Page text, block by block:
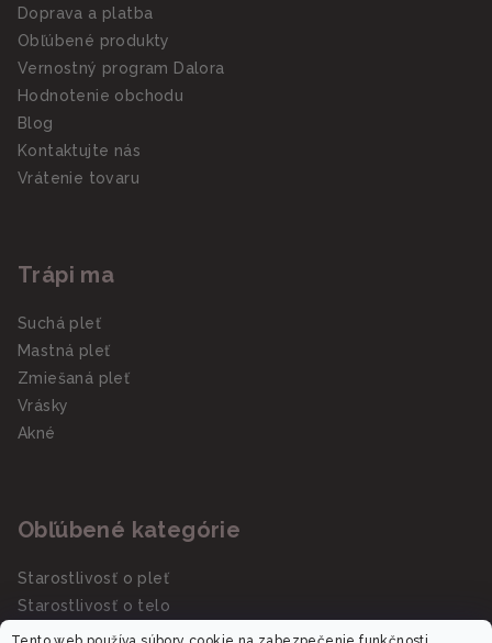
Doprava a platba
Obľúbené produkty
Vernostný program Dalora
Hodnotenie obchodu
Blog
Kontaktujte nás
Vrátenie tovaru
Trápi ma
Suchá pleť
Mastná pleť
Zmiešaná pleť
Vrásky
Akné
Obľúbené kategórie
Starostlivosť o pleť
Starostlivosť o telo
Slnečná starostlivosť SPF